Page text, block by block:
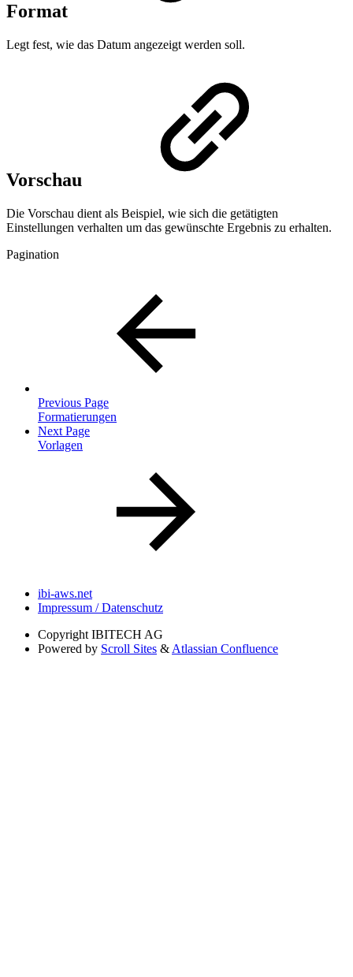
Format
Legt fest, wie das Datum angezeigt werden soll.
Vorschau
Die Vorschau dient als Beispiel, wie sich die getätigten
Einstellungen verhalten um das gewünschte Ergebnis zu erhalten.
Pagination
Previous Page
Formatierungen
Next Page
Vorlagen
ibi-aws.net
Impressum / Datenschutz
Copyright IBITECH AG
Powered by Scroll Sites & Atlassian Confluence